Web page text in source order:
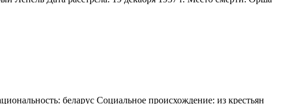
беларус Социальное происхождение: из крестьян